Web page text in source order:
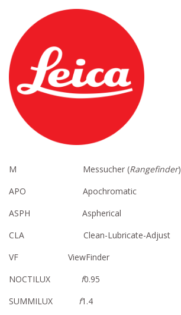
M Messucher (Rangefinder)
APO Apochromatic
ASPH Aspherical
CLA Clean-Lubricate-Adjust
VF ViewFinder
NOCTILUX f0.95
SUMMILUX f1.4